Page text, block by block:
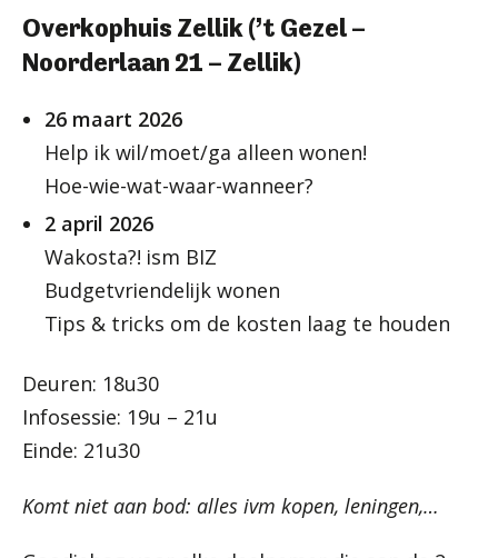
Overkophuis Zellik (’t Gezel –
Noorderlaan 21 – Zellik)
26 maart 2026
Help ik wil/moet/ga alleen wonen!
Hoe-wie-wat-waar-wanneer?
2 april 2026
Wakosta?! ism BIZ
Budgetvriendelijk wonen
Tips & tricks om de kosten laag te houden
Deuren: 18u30
Infosessie: 19u – 21u
Einde: 21u30
Komt niet aan bod: alles ivm kopen, leningen,…